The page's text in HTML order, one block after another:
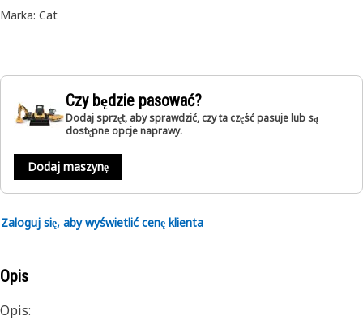
Marka: Cat
Czy będzie pasować?
Dodaj sprzęt, aby sprawdzić, czy ta część pasuje lub są
dostępne opcje naprawy.
Dodaj maszynę
Zaloguj się, aby wyświetlić cenę klienta
Opis
Opis: